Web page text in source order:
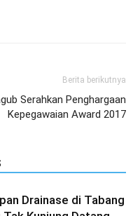
Berita berikutnya
Serahkan Penghargaan
Kepegawaian Award 2017
Drainase di Tabang